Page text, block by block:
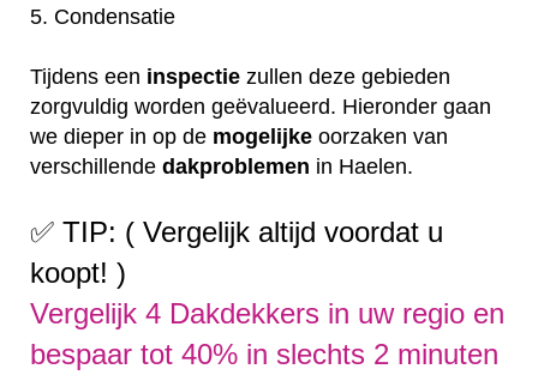
5. Condensatie
Tijdens een inspectie zullen deze gebieden
zorgvuldig worden geëvalueerd. Hieronder gaan
we dieper in op de mogelijke oorzaken van
verschillende dakproblemen in Haelen.
✅ TIP: ( Vergelijk altijd voordat u
koopt! )
Vergelijk 4 Dakdekkers in uw regio en
bespaar tot 40% in slechts 2 minuten